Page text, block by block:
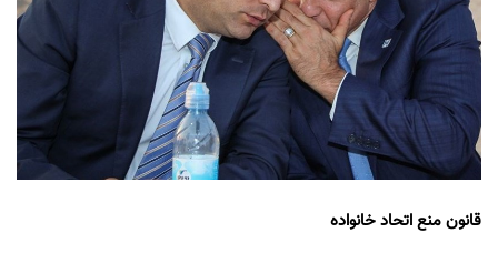
قانون منع اتحاد خانواده